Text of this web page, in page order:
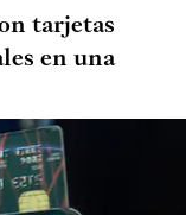
tarjetas
en una